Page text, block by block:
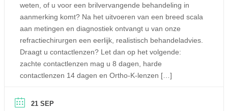
weten, of u voor een brilvervangende behandeling in
aanmerking komt? Na het uitvoeren van een breed scala
aan metingen en diagnostiek ontvangt u van onze
refractiechirurgen een eerlijk, realistisch behandeladvies.
Draagt u contactlenzen? Let dan op het volgende:
zachte contactlenzen mag u 8 dagen, harde
contactlenzen 14 dagen en Ortho-K-lenzen […]
21 SEP